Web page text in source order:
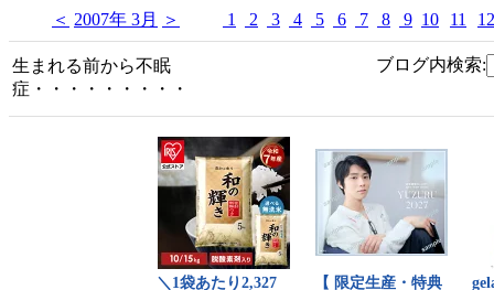
＜ 2007年 3月 ＞ 1 2 3 4 5 6 7 8 9 10 11 12
生まれる前から不眠
症・・・・・・・・・
ブログ内検索: